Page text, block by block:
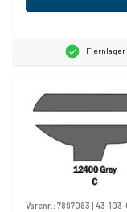
Fjernlager
Varenr.: 7897083 | 43-